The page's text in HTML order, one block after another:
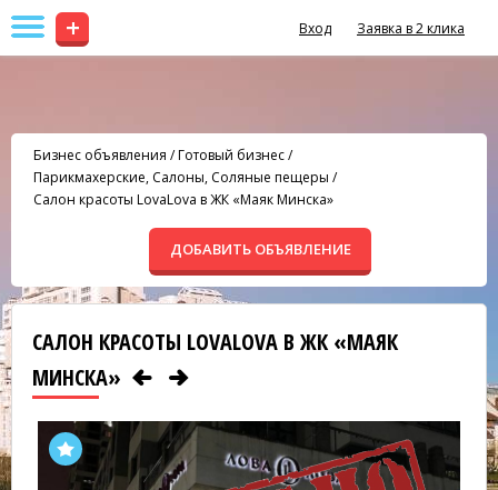
+ Вход Заявка в 2 клика
Бизнес объявления /Готовый бизнес/
Парикмахерские, Салоны, Соляные пещеры /
Салон красоты LovaLova в ЖК «Маяк Минска»
ДОБАВИТЬ ОБЪЯВЛЕНИЕ
САЛОН КРАСОТЫ LOVALOVA В ЖК «МАЯК
МИНСКА»